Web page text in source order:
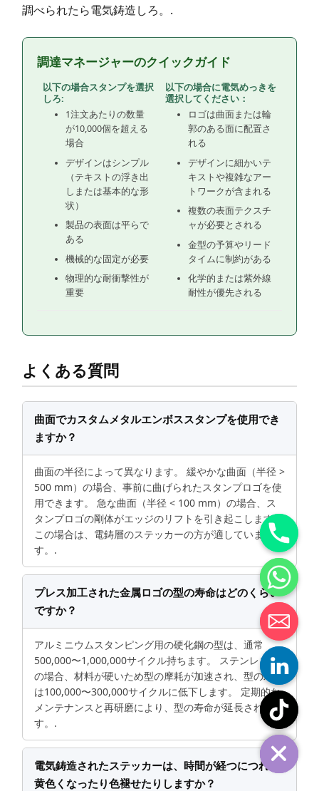
調べられたら電気鋳造しろ。.
調達マネージャーのクイックガイド
以下の場合スタンプを選択
しろ:
1注文あたりの数量
が10,000個を超える
場合
デザインはシンプル
（テキストの浮き出
しまたは基本的な形
状）
製品の表面は平らで
ある
機械的な固定が必要
物理的な耐衝撃性が
重要
以下の場合に電気めっきを
選択してください：
ロゴは曲面または輪
郭のある面に配置さ
れる
デザインに細かいテ
キストや複雑なアー
トワークが含まれる
複数の表面テクスチ
ャが必要とされる
金型の予算やリード
タイムに制約がある
化学的または紫外線
耐性が優先される
よくある質問
曲面でカスタムメタルエンボススタンプを使用でき
ますか？
曲面の半径によって異なります。 緩やかな曲面（半径 >
500 mm）の場合、事前に曲げられたスタンプロゴを使
用できます。 急な曲面（半径 < 100 mm）の場合、ス
タンプロゴの剛体がエッジのリフトを引き起こします。
この場合は、電鋳層のステッカーの方が適していま
す。.
プレス加工された金属ロゴの型の寿命はどのくらい
ですか？
アルミニウムスタンピング用の硬化鋼の型は、通常
500,000〜1,000,000サイクル持ちます。 ステンレス鋼
の場合、材料が硬いため型の摩耗が加速され、型の寿命
は100,000〜300,000サイクルに低下します。 定期的な
メンテナンスと再研磨により、型の寿命が延長されま
す。.
電気鋳造されたステッカーは、時間が経つにつれて
黄色くなったり色褪せたりしますか？